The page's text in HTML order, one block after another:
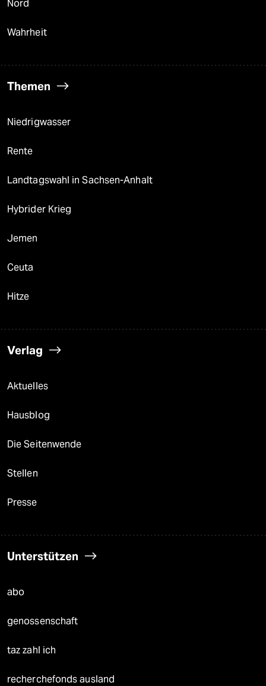
Nord
Wahrheit
Themen
Niedrigwasser
Rente
Landtagswahl in Sachsen-Anhalt
Hybrider Krieg
Jemen
Ceuta
Hitze
Verlag
Aktuelles
Hausblog
Die Seitenwende
Stellen
Presse
Unterstützen
abo
genossenschaft
taz zahl ich
recherchefonds ausland